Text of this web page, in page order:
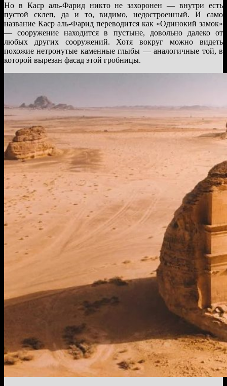
Но в Каср аль-Фарид никто не захоронен — внутри есть
пустой склеп, да и то, видимо, недостроенный. И само
название Каср аль-Фарид переводится как «Одинокий замок»
— сооружение находится в пустыне, довольно далеко от
любых других сооружений. Хотя вокруг можно видеть
похожие нетронутые каменные глыбы — аналогичные той, в
которой вырезан фасад этой гробницы.